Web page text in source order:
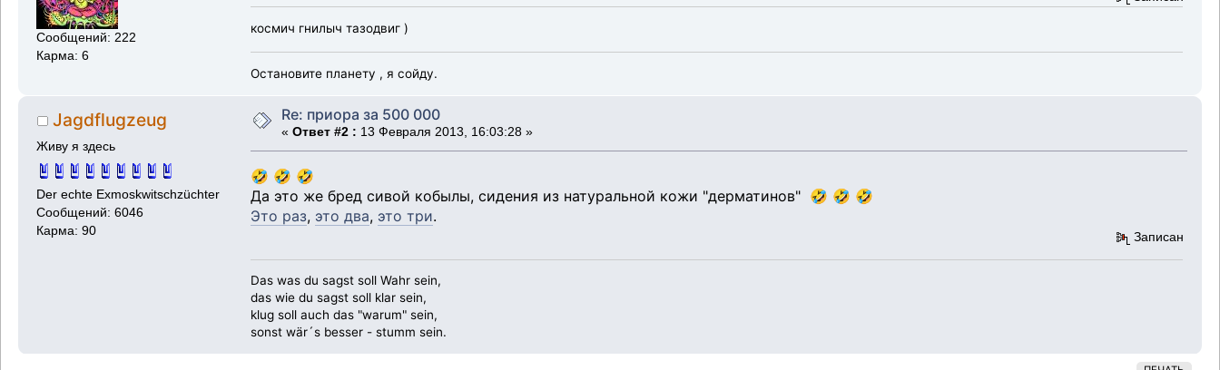
Сообщений: 222
Карма: 6
космич гнилыч тазодвиг )
Остановите планету , я сойду.
Jagdflugzeug
Живу я здесь
Der echte Exmoskwitschzüchter
Сообщений: 6046
Карма: 90
Re: приора за 500 000
« Ответ #2 : 13 Февраля 2013, 16:03:28 »
🤣 🤣 🤣
Да это же бред сивой кобылы, сидения из натуральной кожи "дерматинов" 🤣 🤣 🤣
Это раз, это два, это три.
Записан
Das was du sagst soll Wahr sein,
das wie du sagst soll klar sein,
klug soll auch das "warum" sein,
sonst wär´s besser - stumm sein.